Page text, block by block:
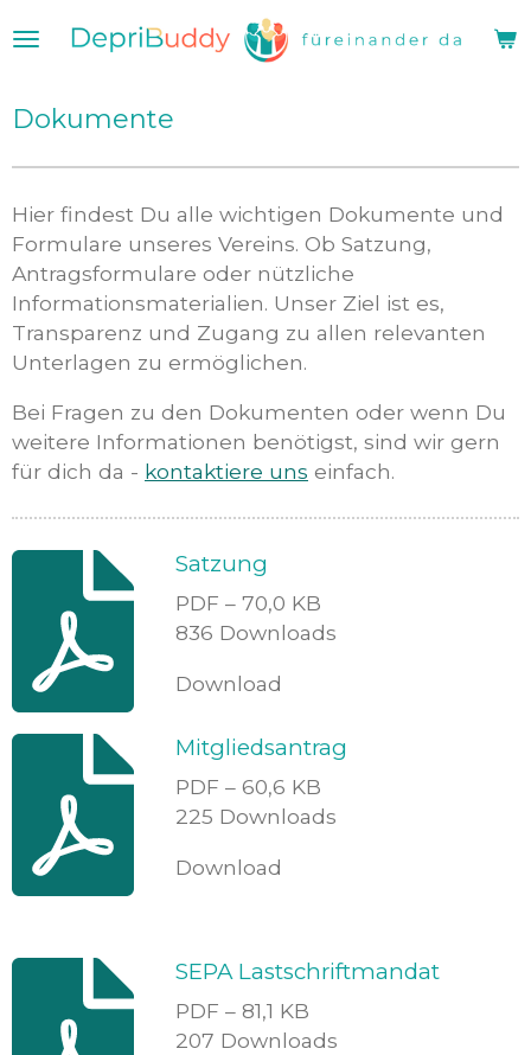
Zum
Hauptinhalt
Dokumente
Hier findest Du alle wichtigen Dokumente und
Formulare unseres Vereins. Ob Satzung,
Antragsformulare oder nützliche
Informationsmaterialien. Unser Ziel ist es,
Transparenz und Zugang zu allen relevanten
Unterlagen zu ermöglichen.
Bei Fragen zu den Dokumenten oder wenn Du
weitere Informationen benötigst, sind wir gern
für dich da - kontaktiere uns einfach.
Satzung
PDF – 70,0 KB
836 Downloads
Download
Mitgliedsantrag
PDF – 60,6 KB
225 Downloads
Download
SEPA Lastschriftmandat
PDF – 81,1 KB
207 Downloads